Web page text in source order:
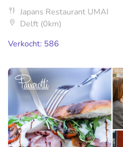
Japans Restaurant UMAI
Delft (0km)
Verkocht: 586